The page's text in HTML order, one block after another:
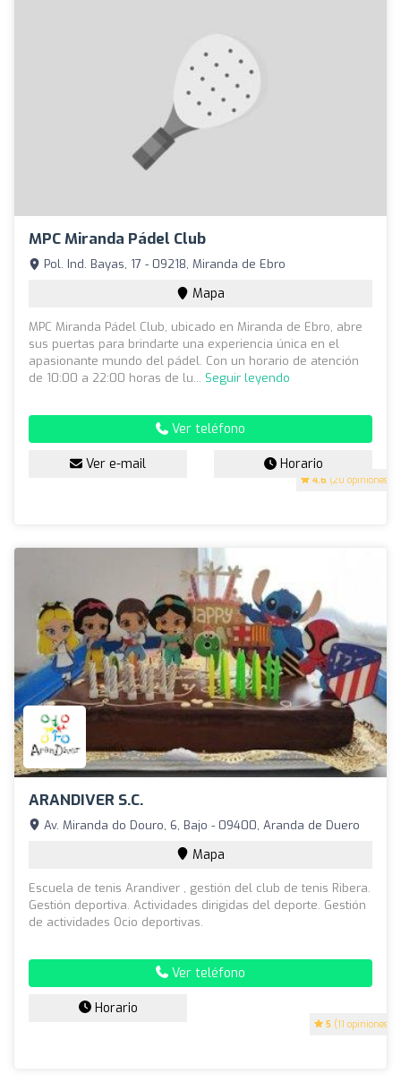
MPC Miranda Pádel Club
4.6 (20 opiniones)
Pol. Ind. Bayas, 17 - 09218, Miranda de Ebro
Mapa
MPC Miranda Pádel Club, ubicado en Miranda de Ebro, abre
sus puertas para brindarte una experiencia única en el
apasionante mundo del pádel. Con un horario de atención
de 10:00 a 22:00 horas de lu... Seguir leyendo
Ver teléfono
Ver e-mail Horario
ARANDIVER S.C.
5 (11 opiniones)
Av. Miranda do Douro, 6, Bajo - 09400, Aranda de Duero
Mapa
Escuela de tenis Arandiver , gestión del club de tenis Ribera.
Gestión deportiva. Actividades dirigidas del deporte. Gestión
de actividades Ocio deportivas.
Ver teléfono
Horario